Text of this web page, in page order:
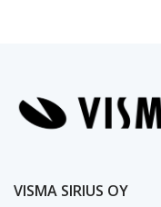
VISMA SIRIUS OY